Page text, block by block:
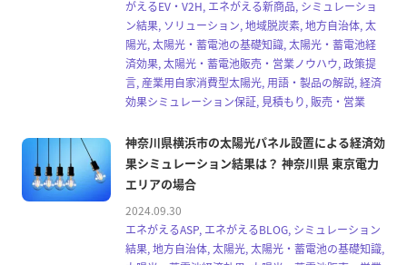
がえるEV・V2H, エネがえる新商品, シミュレーショ
ン結果, ソリューション, 地域脱炭素, 地方自治体, 太
陽光, 太陽光・蓄電池の基礎知識, 太陽光・蓄電池経
済効果, 太陽光・蓄電池販売・営業ノウハウ, 政策提
言, 産業用自家消費型太陽光, 用語・製品の解説, 経済
効果シミュレーション保証, 見積もり, 販売・営業
神奈川県横浜市の太陽光パネル設置による経済効
果シミュレーション結果は？ 神奈川県 東京電力
エリアの場合
2024.09.30
エネがえるASP, エネがえるBLOG, シミュレーション
結果, 地方自治体, 太陽光, 太陽光・蓄電池の基礎知識,